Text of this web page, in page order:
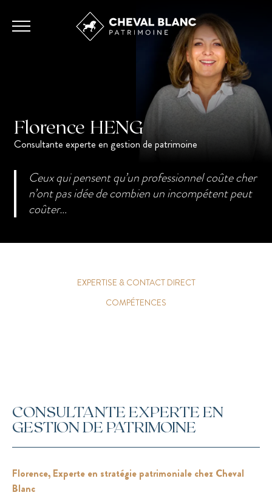
Florence HENG
Consultante experte en gestion de patrimoine
Ceux qui pensent qu’un professionnel coûte cher
n’ont pas idée de combien un incompétent peut
coûter…
EXPERTISE & CONTACT DIRECT
COMPÉTENCES
CONSULTANTE EXPERTE EN
GESTION DE PATRIMOINE
Florence, Experte en stratégie patrimoniale chez Cheval
Blanc